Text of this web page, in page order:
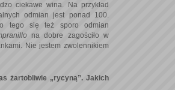
ciekawe wina. Na przykład
odmian jest ponad 100.
tego się też sporo odmian
na dobre zagościło w
Nie jestem zwolennikiem
żartobliwie „rycyną”. Jakich